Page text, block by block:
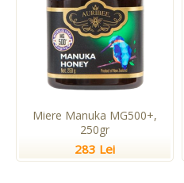
Miere Manuka MG500+,
250gr
283 Lei